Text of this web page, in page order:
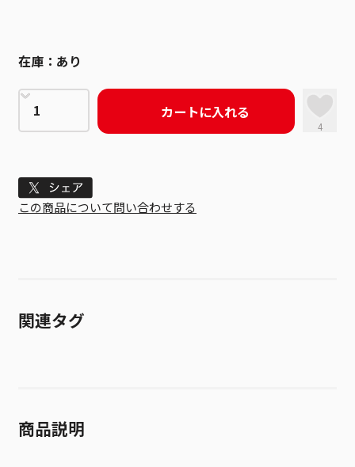
在庫： あり
カートに入れる
4
Tweet
この商品について問い合わせする
関連タグ
商品説明